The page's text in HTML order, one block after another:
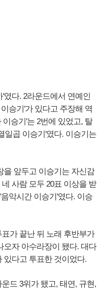
였다. 2라운드에서 연예인
승기'가 있다고 주장해 역
승기'는 2번에 있었고, 탈
일곱 이승기'였다. 이승기는
을 앞두고 이승기는 자신감
사람 모두 20표 이상을 받
악시간 이승기'였다. 이승
가 끝난 뒤 노래 후반부가
오자 아수라장이 됐다. 대다
있다고 투표한 것이었다.
드 3위가 됐고, 태연, 규현,